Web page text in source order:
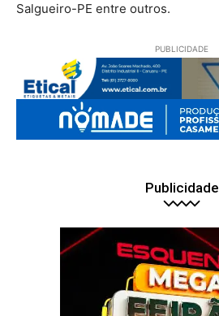
Salgueiro-PE entre outros.
PUBLICIDADE
Publicidade